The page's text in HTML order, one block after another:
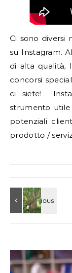
Ci sono diversi
su Instagram.
di alta qualità,
concorsi
ci siete!
strumento
potenziali
prodotto /